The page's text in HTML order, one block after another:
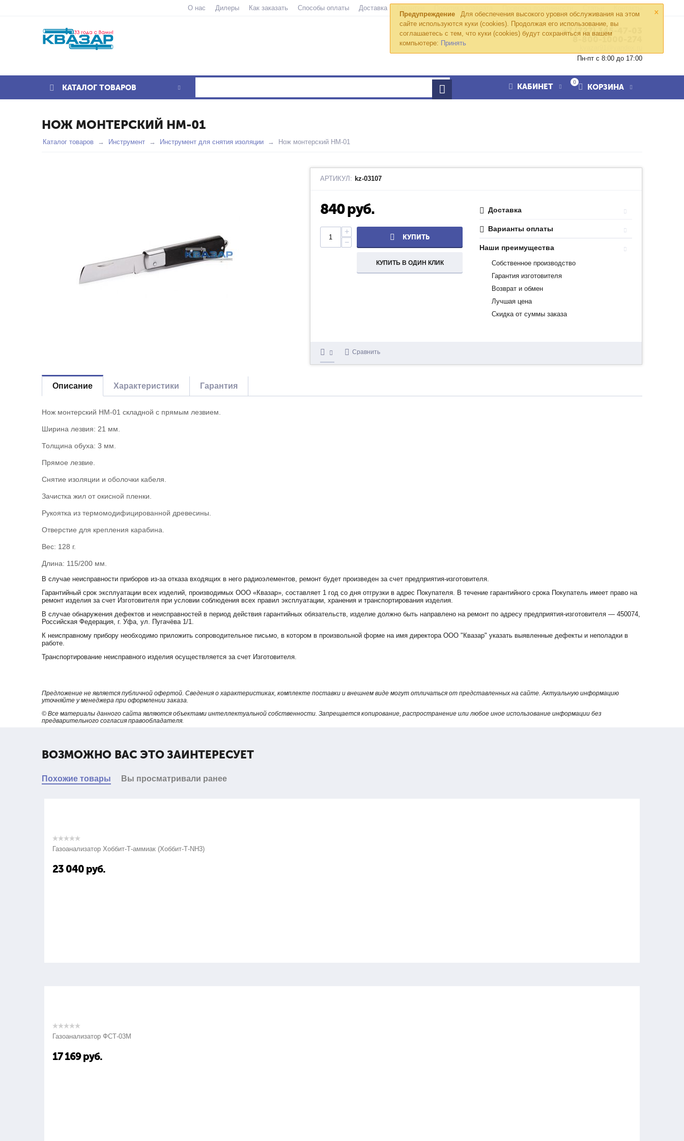
×
Предупреждение
Для обеспечения высокого уровня обслуживания на этом
сайте используются куки (cookies). Продолжая его использование, вы
соглашаетесь с тем, что куки (cookies) будут сохраняться на вашем
компьютере: Принять
О нас Дилеры Как заказать Способы оплаты Доставка
+7 (727) 345-47-03
Пн-пт с 8:00 до 17:00
КАТАЛОГ ТОВАРОВ
0
КОРЗИНА
КАБИНЕТ
НОЖ МОНТЕРСКИЙ НМ-01
Каталог товаров Инструмент Инструмент для снятия изоляции Нож монтерский НМ-01
АРТИКУЛ: kz-03107
840руб.
+
−
КУПИТЬ
КУПИТЬ В ОДИН КЛИК
Доставка
Варианты оплаты
Наши преимущества
Собственное производство
Гарантия изготовителя
Возврат и обмен
Лучшая цена
Скидка от суммы заказа
Сравнить
Описание Характеристики Гарантия
Нож монтерский НМ-01 складной с прямым лезвием.
Ширина лезвия: 21 мм.
Толщина обуха: 3 мм.
Прямое лезвие.
Снятие изоляции и оболочки кабеля.
Зачистка жил от окисной пленки.
Рукоятка из термомодифицированной древесины.
Отверстие для крепления карабина.
Вес: 128 г.
Длина: 115/200 мм.
В случае неисправности приборов из-за отказа входящих в него радиоэлементов, ремонт будет произведен за счет предприятия-изготовителя.
Гарантийный срок эксплуатации всех изделий, производимых ООО «Квазар», составляет 1 год со дня отгрузки в адрес Покупателя. В течение гарантийного срока Покупатель имеет право на
ремонт изделия за счет Изготовителя при условии соблюдения всех правил эксплуатации, хранения и транспортирования изделия.
В случае обнаружения дефектов и неисправностей в период действия гарантийных обязательств, изделие должно быть направлено на ремонт по адресу предприятия-изготовителя — 450074,
Российская Федерация, г. Уфа, ул. Пугачёва 1/1.
К неисправному прибору необходимо приложить сопроводительное письмо, в котором в произвольной форме на имя директора ООО "Квазар" указать выявленные дефекты и неполадки в
работе.
Транспортирование неисправного изделия осуществляется за счет Изготовителя.
Предложение не является публичной офертой. Сведения о характеристиках, комплекте поставки и внешнем виде могут отличаться от представленных на сайте. Актуальную информацию
уточняйте у менеджера при оформлении заказа.
© Все материалы данного сайта являются объектами интеллектуальной собственности. Запрещается копирование, распространение или любое иное использование информации без
предварительного согласия правообладателя.
ВОЗМОЖНО ВАС ЭТО ЗАИНТЕРЕСУЕТ
Похожие товары Вы просматривали ранее
Газоанализатор Хоббит-Т-аммиак (Хоббит-Т-NH3)
23 040 руб.
Газоанализатор ФСТ-03М
17 169 руб.